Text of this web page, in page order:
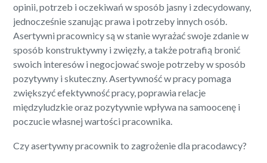
opinii, potrzeb i oczekiwań w sposób jasny i zdecydowany,
jednocześnie szanując prawa i potrzeby innych osób.
Asertywni pracownicy są w stanie wyrażać swoje zdanie w
sposób konstruktywny i zwięzły, a także potrafią bronić
swoich interesów i negocjować swoje potrzeby w sposób
pozytywny i skuteczny. Asertywność w pracy pomaga
zwiększyć efektywność pracy, poprawia relacje
międzyludzkie oraz pozytywnie wpływa na samoocenę i
poczucie własnej wartości pracownika.
Czy asertywny pracownik to zagrożenie dla pracodawcy?